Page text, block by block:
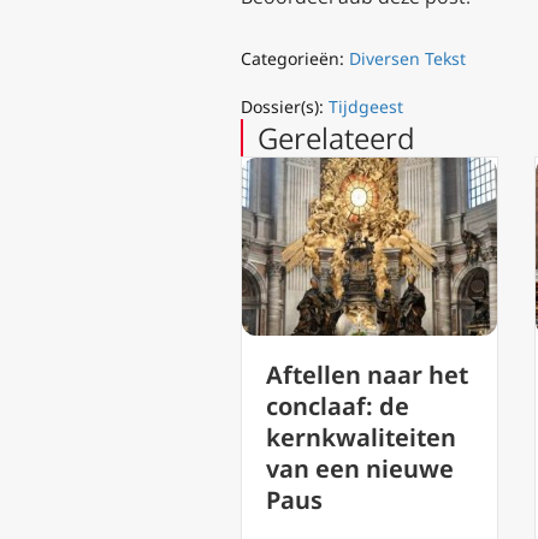
Categorieën: Diversen Tekst
Dossier(s): Tijdgeest
Gerelateerd
Gebeden voor
Paus Franciscus:
Geef Franciscus
de eeuwige rust,